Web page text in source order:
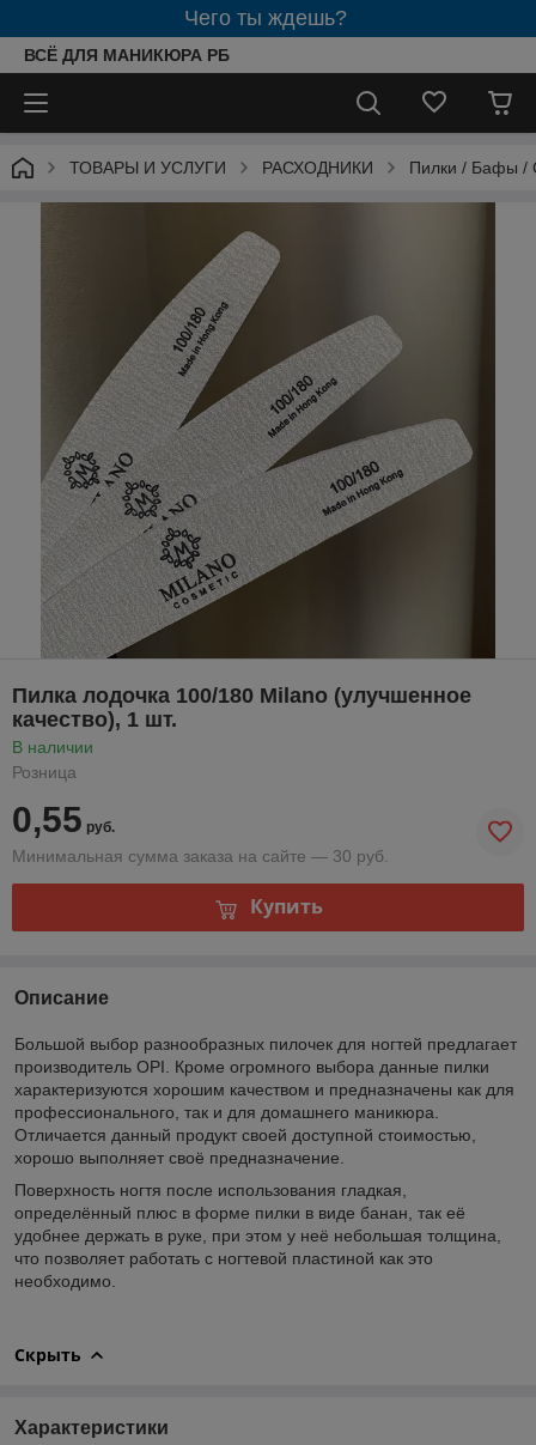
Чего ты ждешь?
ВСЁ ДЛЯ МАНИКЮРА РБ
ТОВАРЫ И УСЛУГИ РАСХОДНИКИ Пилки / Бафы
Пилка лодочка 100/180 Milano (улучшенное
качество), 1 шт.
В наличии
Розница
0,55 руб.
Минимальная сумма заказа на сайте — 30 руб.
Купить
Описание
Большой выбор разнообразных пилочек для ногтей предлагает
производитель OPI. Кроме огромного выбора данные пилки
характеризуются хорошим качеством и предназначены как для
профессионального, так и для домашнего маникюра.
Отличается данный продукт своей доступной стоимостью,
хорошо выполняет своё предназначение.
Поверхность ногтя после использования гладкая,
определённый плюс в форме пилки в виде банан, так её
удобнее держать в руке, при этом у неё небольшая толщина,
что позволяет работать с ногтевой пластиной как это
необходимо.
Скрыть
Характеристики